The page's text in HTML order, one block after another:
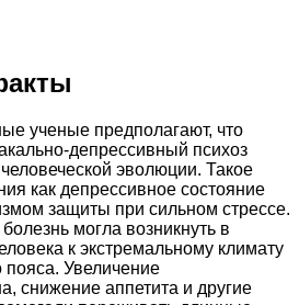
ученые предполагают, что
депрессивный психоз
эволюции. Такое
как депрессивное состояние
защиты при сильном стрессе.
могла возникнуть в
к экстремальному климату
пояса. Увеличение
снижение аппетита и другие